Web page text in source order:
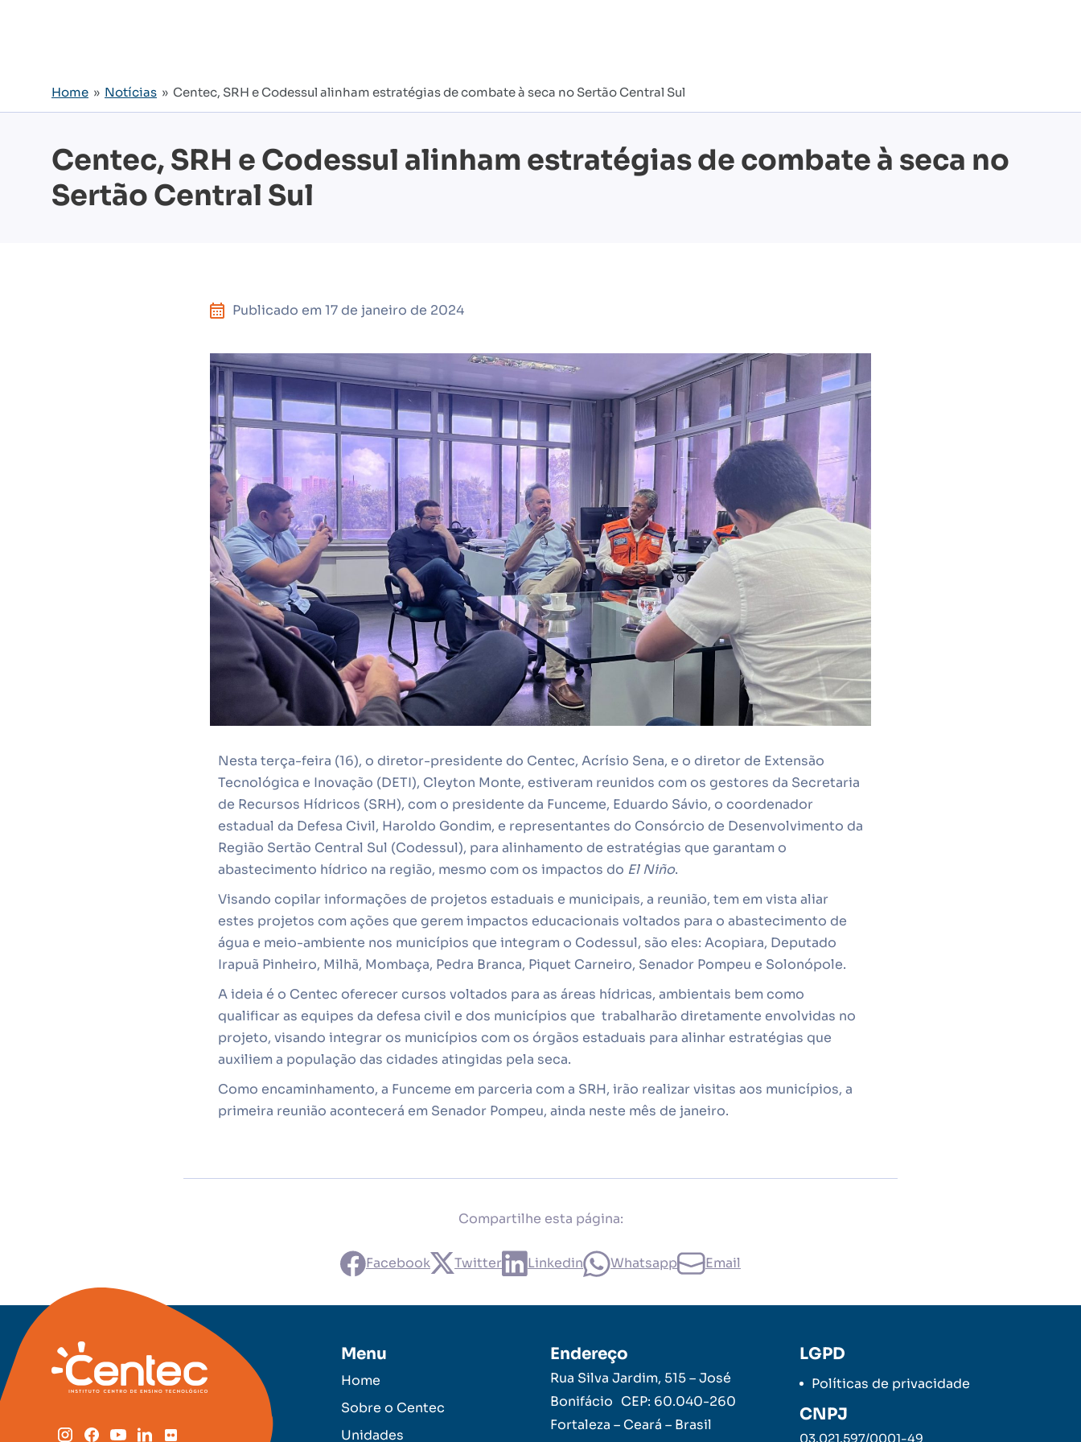
Home » Notícias » Centec, SRH e Codessul alinham estratégias de combate à seca no Sertão Central Sul
Centec, SRH e Codessul alinham estratégias de combate à seca no
Sertão Central Sul
Publicado em 17 de janeiro de 2024
Nesta terça-feira (16), o diretor-presidente do Centec, Acrísio Sena, e o diretor de Extensão
Tecnológica e Inovação (DETI), Cleyton Monte, estiveram reunidos com os gestores da Secretaria
de Recursos Hídricos (SRH), com o presidente da Funceme, Eduardo Sávio, o coordenador
estadual da Defesa Civil, Haroldo Gondim, e representantes do Consórcio de Desenvolvimento da
Região Sertão Central Sul (Codessul), para alinhamento de estratégias que garantam o
abastecimento hídrico na região, mesmo com os impactos do El Niño.
Visando copilar informações de projetos estaduais e municipais, a reunião, tem em vista aliar
estes projetos com ações que gerem impactos educacionais voltados para o abastecimento de
água e meio-ambiente nos municípios que integram o Codessul, são eles: Acopiara, Deputado
Irapuã Pinheiro, Milhã, Mombaça, Pedra Branca, Piquet Carneiro, Senador Pompeu e Solonópole.
A ideia é o Centec oferecer cursos voltados para as áreas hídricas, ambientais bem como
qualificar as equipes da defesa civil e dos municípios que trabalharão diretamente envolvidas no
projeto, visando integrar os municípios com os órgãos estaduais para alinhar estratégias que
auxiliem a população das cidades atingidas pela seca.
Como encaminhamento, a Funceme em parceria com a SRH, irão realizar visitas aos municípios, a
primeira reunião acontecerá em Senador Pompeu, ainda neste mês de janeiro.
Compartilhe esta página:
Facebook Twitter Linkedin Whatsapp Email
Menu
Home
Sobre o Centec
Unidades
Endereço
Rua Silva Jardim, 515 – José
Bonifácio CEP: 60.040-260
Fortaleza – Ceará – Brasil
LGPD
Políticas de privacidade
CNPJ
03.021.597/0001-49